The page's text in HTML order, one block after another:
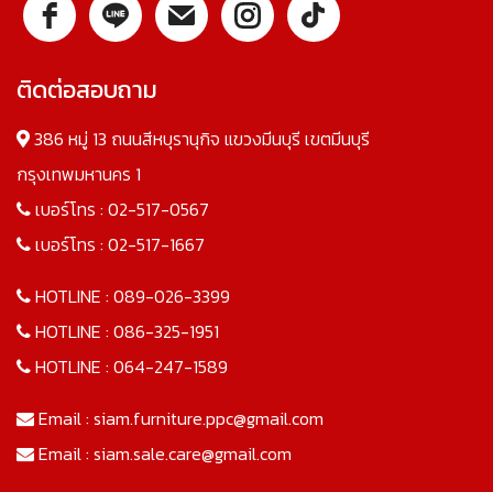
ติดต่อสอบถาม
386 หมู่ 13 ถนนสีหบุรานุกิจ แขวงมีนบุรี เขตมีนบุรี
กรุงเทพมหานคร 1
เบอร์โทร : 02-517-0567
เบอร์โทร : 02-517-1667
HOTLINE : 089-026-3399
HOTLINE : 086-325-1951
HOTLINE : 064-247-1589
Email : siam.furniture.ppc@gmail.com
Email : siam.sale.care@gmail.com